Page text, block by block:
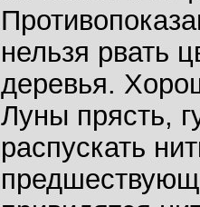
нельзя рвать
деревья.
Луны прясть,
распускать